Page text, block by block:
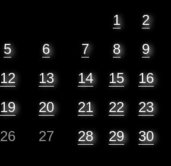
1
2
5 6 7 8
9
12 13 14 15
16
19 20 21 22
23
26 27 28 29
30